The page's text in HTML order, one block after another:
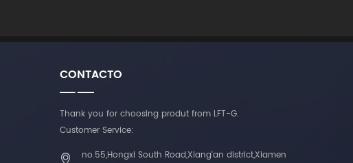
CONTACTO
Thank you for choosing produt from LFT-G.
Customer Service:
no.55,Hongxi South Road,Xiang'an district,Xiamen